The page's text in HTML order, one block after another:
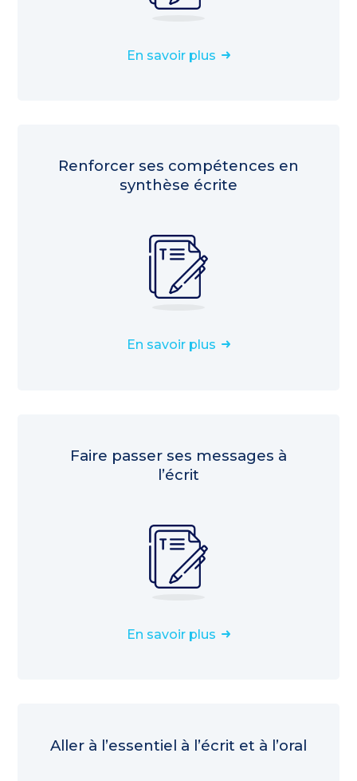
En savoir plus
Renforcer ses compétences en
synthèse écrite
En savoir plus
Faire passer ses messages à
l’écrit
En savoir plus
Aller à l’essentiel à l’écrit et à l’oral